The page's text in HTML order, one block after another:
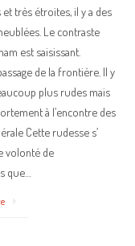
très étroites, il y a des
Le contraste
est saisissant.
de la frontière. Il y
plus rudes mais
à l’encontre des
Cette rudesse s’
volonté de